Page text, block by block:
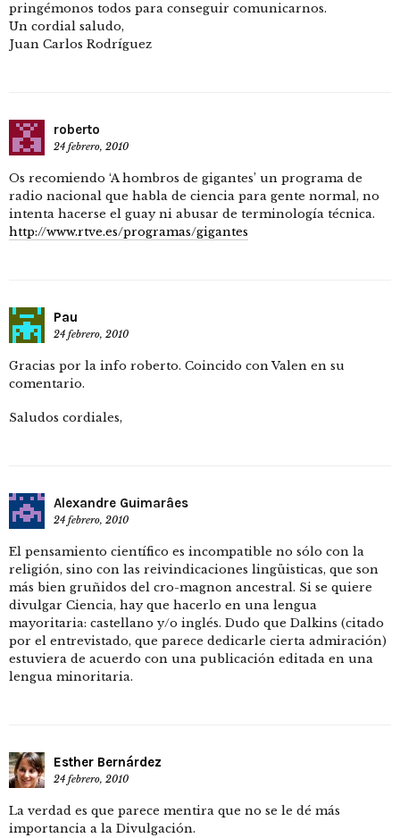
pringémonos todos para conseguir comunicarnos.
Un cordial saludo,
Juan Carlos Rodríguez
roberto
24 febrero, 2010
Os recomiendo ‘A hombros de gigantes’ un programa de
radio nacional que habla de ciencia para gente normal, no
intenta hacerse el guay ni abusar de terminología técnica.
http://www.rtve.es/programas/gigantes
Pau
24 febrero, 2010
Gracias por la info roberto. Coincido con Valen en su
comentario.
Saludos cordiales,
Alexandre Guimarâes
24 febrero, 2010
El pensamiento científico es incompatible no sólo con la
religión, sino con las reivindicaciones lingüisticas, que son
más bien gruñidos del cro-magnon ancestral. Si se quiere
divulgar Ciencia, hay que hacerlo en una lengua
mayoritaria: castellano y/o inglés. Dudo que Dalkins (citado
por el entrevistado, que parece dedicarle cierta admiración)
estuviera de acuerdo con una publicación editada en una
lengua minoritaria.
Esther Bernárdez
24 febrero, 2010
La verdad es que parece mentira que no se le dé más
importancia a la Divulgación.